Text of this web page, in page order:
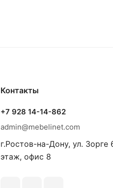
Контакты
+7 928 14-14-862
admin@mebelinet.com
г.Ростов-на-Дону, ул. Зорге
этаж, офис 8